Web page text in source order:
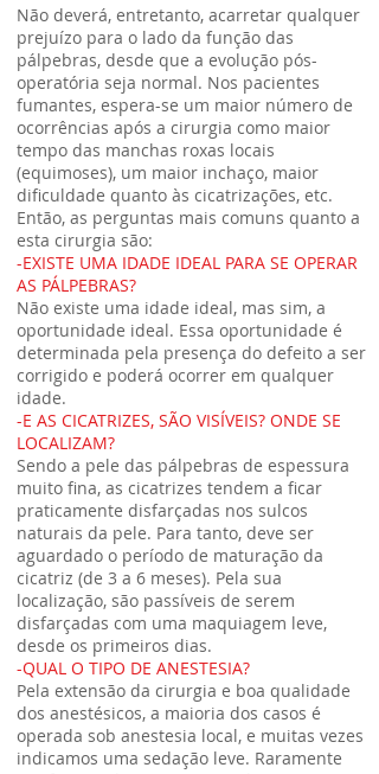
Não deverá, entretanto, acarretar qualquer
prejuízo para o lado da função das
pálpebras, desde que a evolução pós-
operatória seja normal. Nos pacientes
fumantes, espera-se um maior número de
ocorrências após a cirurgia como maior
tempo das manchas roxas locais
(equimoses), um maior inchaço, maior
dificuldade quanto às cicatrizações, etc.
Então, as perguntas mais comuns quanto a
esta cirurgia são:
-EXISTE UMA IDADE IDEAL PARA SE OPERAR
AS PÁLPEBRAS?
Não existe uma idade ideal, mas sim, a
oportunidade ideal. Essa oportunidade é
determinada pela presença do defeito a ser
corrigido e poderá ocorrer em qualquer
idade.
-E AS CICATRIZES, SÃO VISÍVEIS? ONDE SE
LOCALIZAM?
Sendo a pele das pálpebras de espessura
muito fina, as cicatrizes tendem a ficar
praticamente disfarçadas nos sulcos
naturais da pele. Para tanto, deve ser
aguardado o período de maturação da
cicatriz (de 3 a 6 meses). Pela sua
localização, são passíveis de serem
disfarçadas com uma maquiagem leve,
desde os primeiros dias.
-QUAL O TIPO DE ANESTESIA?
Pela extensão da cirurgia e boa qualidade
dos anestésicos, a maioria dos casos é
operada sob anestesia local, e muitas vezes
indicamos uma sedação leve. Raramente